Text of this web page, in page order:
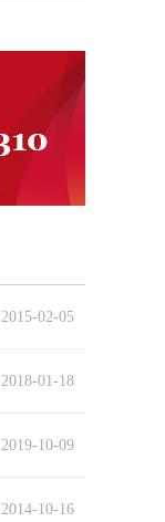
2015-02-05
2018-01-18
2019-10-09
2014-10-16